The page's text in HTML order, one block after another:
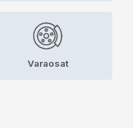
Varaosat